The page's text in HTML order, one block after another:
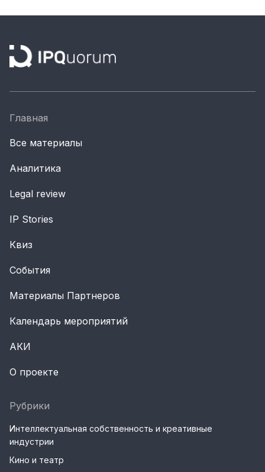
АКИ
Artists / Художники.РФ
Цифровой Сарафан
Главная
Все материалы
Аналитика
Legal review
IP Stories
Квиз
События
Материалы Партнеров
Календарь мероприятий
АКИ
О проекте
Рубрики
Интеллектуальная собственность и креативные
индустрии
Кино и театр